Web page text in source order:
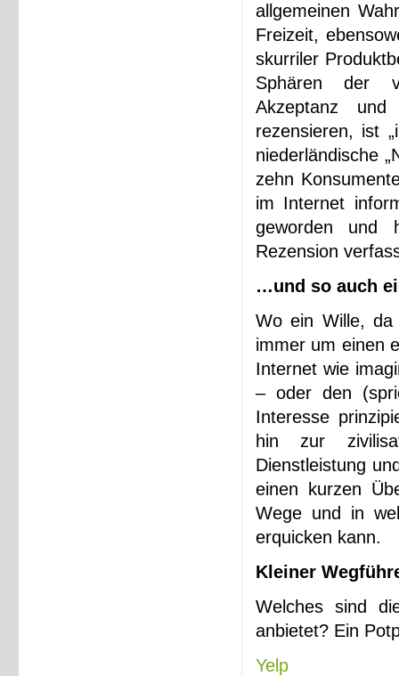
allgemeinen
Freizeit,
skurriler
Sphären der
Akzeptanz
rezensieren, ist
niederländische
zehn
im Internet
geworden und
Rezension
…und so auch
Wo ein Wille,
immer um einen
Internet wie
– oder den
Interesse
hin zur
Dienstleistung
einen kurzen
Wege und in
erquicken kann.
Kleiner
Welches sind
anbietet? Ein
Yelp